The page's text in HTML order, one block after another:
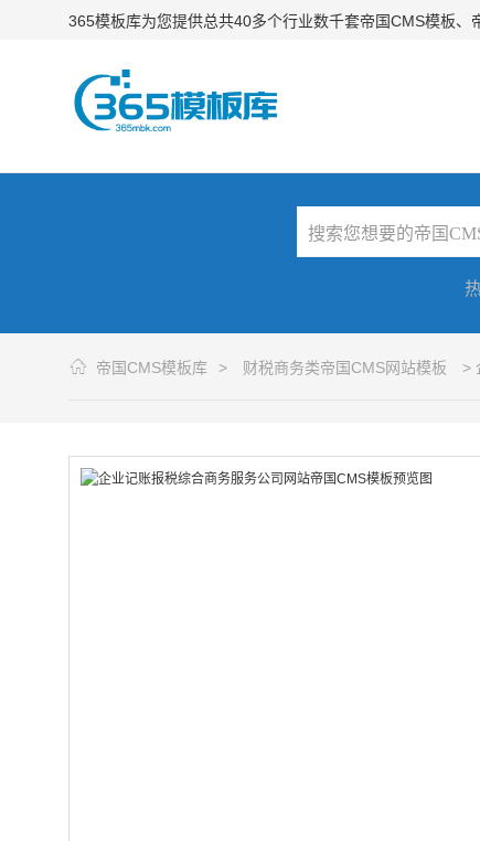
365模板库为您提供总共40多个行业数千套帝国CMS模板、
帝国CMS模板库 > 财税商务类帝国CMS网站模板 >